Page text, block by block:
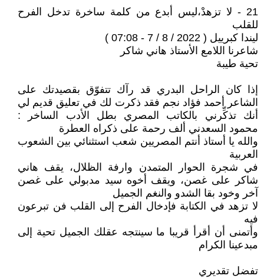
21 - لا تزهدْ،ليس أبدع من كلمة ساخرة تدخل الفرح
للقلب
ليندا كبرييل ( 2022 / 8 / 7 - 07:08 )
شاعرنا اللامع الأستاذ هاني شاكر
تحية طيبة
إذا كان الراحل البدري قد رآك تتفوّق بقصيدتك على
الشاعر أحمد فؤاد نجم فقد ذكرت لك في تعليق قديم لي
أنك تذكِّرني بالكاتب المصري بطل الأدب الساخر :
محمود السعدني ألف رحمة على ذكراه العطرة
والله يا أستاذ أنتم المصريين شعب استثنائي بين الشعوب
العربية
في شجرة الحوار المتمدن وارفة الظلال، يقف هاني
شاكر على غصن، ويقف أخوه سيد مدبولي على غصن
آخر وخود بقا الشدو والنغم الجميل
لا تزهد في الكتابة فإدخال الفرح إلى القلب فن تبرعون
فيه
وأتمنى أن أقرأ قريبا ما سينتجه عقلك الجميل تحية إلى
مبدعينا الكرام
تفضل تقديري